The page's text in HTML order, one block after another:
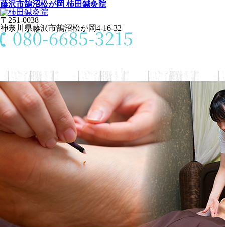
藤沢市鵠沼松が岡 柿田鍼灸院
〒251-0038
神奈川県藤沢市鵠沼松が岡4-16-32